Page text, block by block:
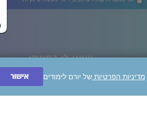
ייעצו לי בחינם!
מדיניות הפרטיותשל יורם לימודים אישור